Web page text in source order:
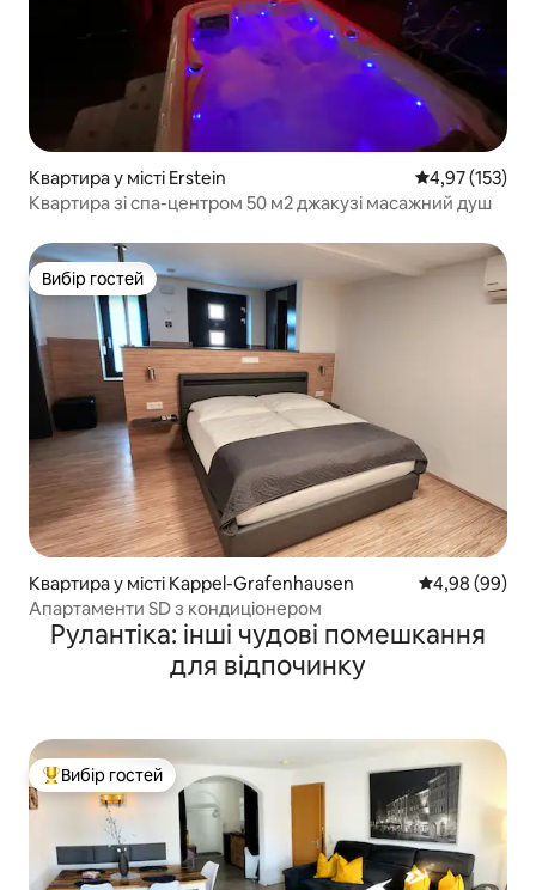
Квартира у місті Erstein Середня
4,97 (153)
Квартира зі спа-центром 50 м2 джакузі масажний душ
Вибір гостей
Вибір гостей
Квартира у місті Kappel-Grafenhausen Середня
4,98 (99)
Апартаменти SD з кондиціонером
Рулантіка: інші чудові помешкання
для відпочинку
Топ вибір гостей
Вибір гостей